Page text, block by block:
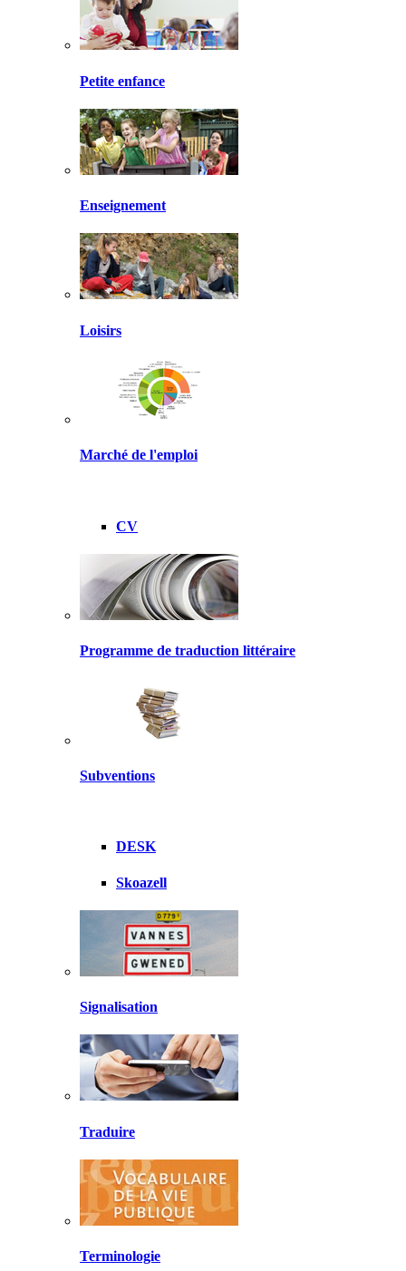
Petite enfance
Enseignement
Loisirs
Marché de l'emploi
CV
Programme de traduction littéraire
Subventions
DESK
Skoazell
Signalisation
Traduire
Terminologie